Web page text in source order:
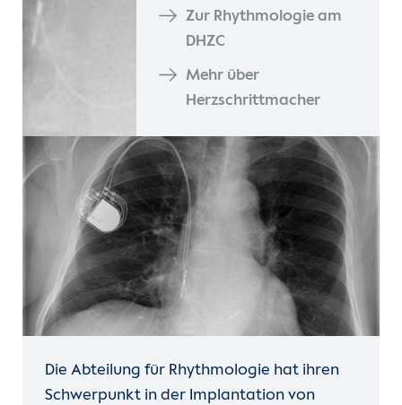
Zur Rhythmologie am
DHZC
Mehr über
Herzschrittmacher
Die Abteilung für Rhythmologie hat ihren
Schwerpunkt in der Implantation von